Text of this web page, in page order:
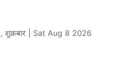
शुक्रबार | Sat Aug 8 2026